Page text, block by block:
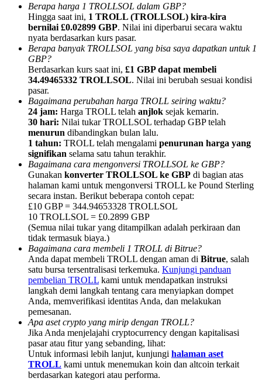
Referensi
Undang teman untuk mendapatkan imbalan tunai
BTC Welcome Rewards
BTC Welcome Rewards
Deposit & Trade BTC to Share 25000 USDT prize pool!
Deposit CASHCAT & Win
Share 500000 CASHCAT prize pool
Exclusive for BitMart Users
Berapa harga 1 TROLLSOL dalam GBP?
Hingga saat ini, 1 TROLL (TROLLSOL) kira-kira
bernilai £0.02899 GBP. Nilai ini diperbarui secara waktu
nyata berdasarkan kurs pasar.
Berapa banyak TROLLSOL yang bisa saya dapatkan untuk 1
GBP?
Berdasarkan kurs saat ini, £1 GBP dapat membeli
34.49465332 TROLLSOL. Nilai ini berubah sesuai kondisi
pasar.
Bagaimana perubahan harga TROLL seiring waktu?
24 jam: Harga TROLL telah anjlok sejak kemarin.
30 hari: Nilai tukar TROLLSOL terhadap GBP telah
menurun dibandingkan bulan lalu.
1 tahun: TROLL telah mengalami penurunan harga yang
signifikan selama satu tahun terakhir.
Bagaimana cara mengonversi TROLLSOL ke GBP?
Gunakan konverter TROLLSOL ke GBP di bagian atas
halaman kami untuk mengonversi TROLL ke Pound Sterling
secara instan. Berikut beberapa contoh cepat:
£10 GBP = 344.94653328 TROLLSOL
10 TROLLSOL = £0.2899 GBP
(Semua nilai tukar yang ditampilkan adalah perkiraan dan
tidak termasuk biaya.)
Bagaimana cara membeli 1 TROLL di Bitrue?
Anda dapat membeli TROLL dengan aman di Bitrue, salah
satu bursa tersentralisasi terkemuka. Kunjungi panduan
pembelian TROLL kami untuk mendapatkan instruksi
langkah demi langkah tentang cara menyiapkan dompet
Anda, memverifikasi identitas Anda, dan melakukan
pemesanan.
Apa aset crypto yang mirip dengan TROLL?
Jika Anda menjelajahi cryptocurrency dengan kapitalisasi
pasar atau fitur yang sebanding, lihat:
Untuk informasi lebih lanjut, kunjungi halaman aset
TROLL kami untuk menemukan koin dan altcoin terkait
berdasarkan kategori atau performa.